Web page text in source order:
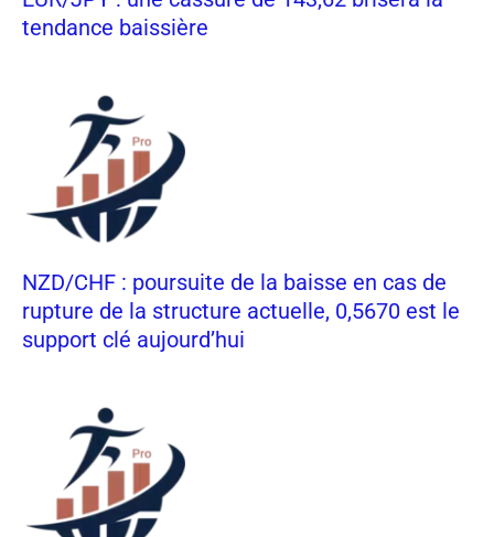
tendance baissière
NZD/CHF : poursuite de la baisse en cas de
rupture de la structure actuelle, 0,5670 est le
support clé aujourd’hui